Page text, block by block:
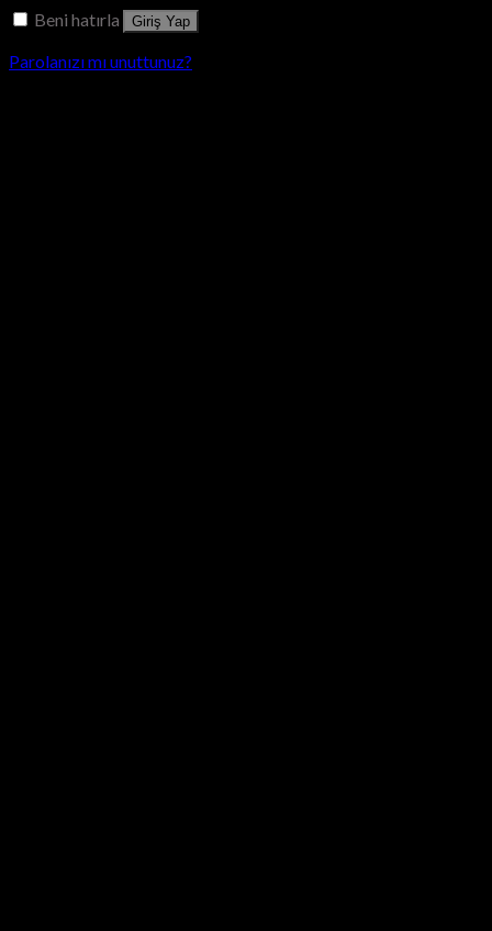
Beni hatırla Giriş Yap
Parolanızı mı unuttunuz?